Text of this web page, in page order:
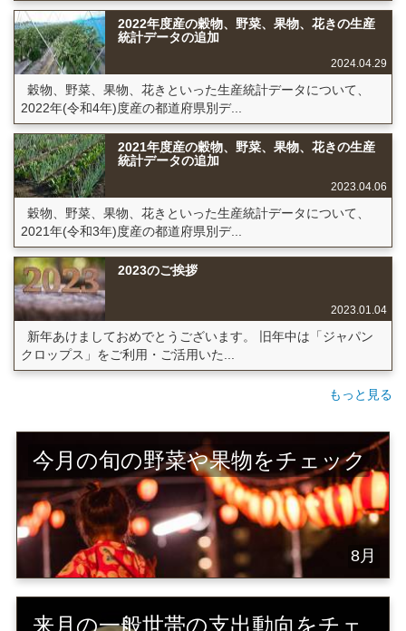
2022年度産の穀物、野菜、果物、花きの生産
統計データの追加
2024.04.29
穀物、野菜、果物、花きといった生産統計データについて、
2022年(令和4年)度産の都道府県別デ...
2021年度産の穀物、野菜、果物、花きの生産
統計データの追加
2023.04.06
穀物、野菜、果物、花きといった生産統計データについて、
2021年(令和3年)度産の都道府県別デ...
2023のご挨拶
2023.01.04
新年あけましておめでとうございます。 旧年中は「ジャパン
クロップス」をご利用・ご活用いた...
もっと見る
今月の旬の野菜や果物をチェック
8月
来月の一般世帯の支出動向をチェ